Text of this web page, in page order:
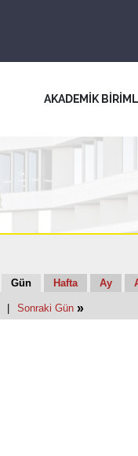
AKADEMİK
Gün Hafta Ay
Sonraki Gün »